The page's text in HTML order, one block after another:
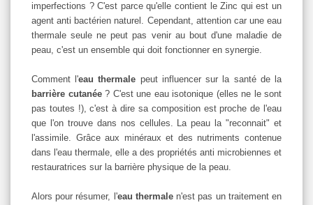
imperfections ? C'est parce qu'elle contient le Zinc qui est un
agent anti bactérien naturel. Cependant, attention car une eau
thermale seule ne peut pas venir au bout d'une maladie de
peau, c'est un ensemble qui doit fonctionner en synergie.
Comment l'eau thermale peut influencer sur la santé de la
barrière cutanée? C'est une eau isotonique (elles ne le sont
pas toutes !), c'est à dire sa composition est proche de l'eau
que l'on trouve dans nos cellules. La peau la "reconnait" et
l'assimile. Grâce aux minéraux et des nutriments contenue
dans l'eau thermale, elle a des propriétés anti microbiennes et
restauratrices sur la barrière physique de la peau.
Alors pour résumer, l'eau thermalen'est pas un traitement en